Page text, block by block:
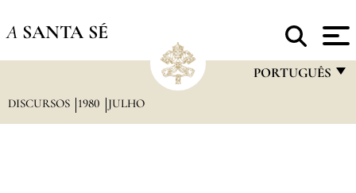
A SANTA SÉ
PORTUGUÊS
DISCURSOS 1980 JULHO